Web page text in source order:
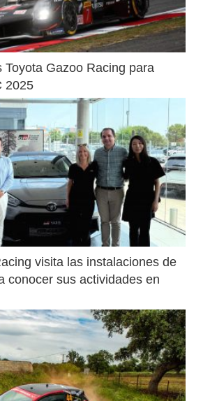
Toyota Gazoo Racing para
2025
visita las instalaciones de
conocer sus actividades en